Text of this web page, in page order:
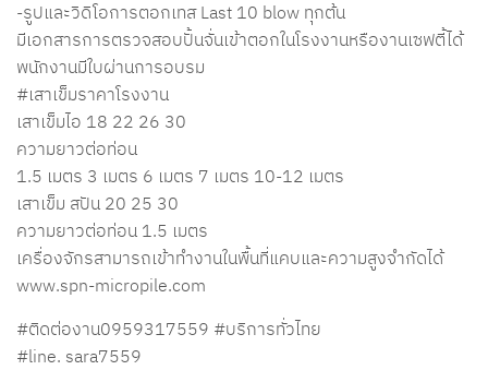
-รูปและวิดิโอการตอกเทส Last 10 blow ทุกต้น
มีเอกสารการตรวจสอบปั้นจั่นเข้าตอกในโรงงานหรืองานเซฟตี้ได้
พนักงานมีใบผ่านการอบรม
#เสาเข็มราคาโรงงาน
เสาเข็มไอ 18 22 26 30
ความยาวต่อท่อน
1.5 เมตร 3 เมตร 6 เมตร 7 เมตร 10-12 เมตร
เสาเข็ม สปัน 20 25 30
ความยาวต่อท่อน 1.5 เมตร
เครื่องจักรสามารถเข้าทำงานในพื้นที่แคบและความสูงจำกัดได้
www.spn-micropile.com
#ติดต่องาน0959317559 #บริการทั่วไทย
#line. sara7559